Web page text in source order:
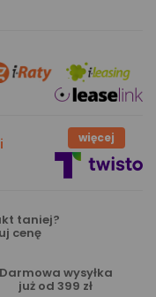
więcej
taniej?
cenę
Darmowa wysyłka
już od 399 zł